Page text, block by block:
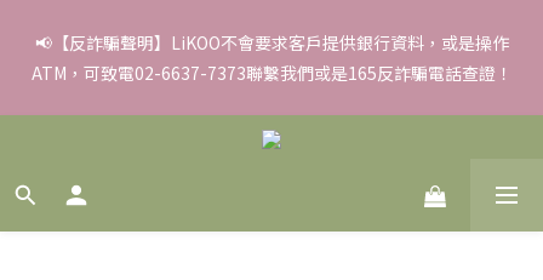
✨滿額好禮 ➊滿９９９贈▸彈力保濕面膜/盒 ➋滿１８８８贈▸蒸氣
熱敷眼罩/盒 ❸滿３３８８贈▸積雪草柔敏舒緩水凝霜EX/瓶
📢【反詐騙聲明】LiKOO不會要求客戶提供銀行資料，或是操作
ATM，可致電02-6637-7373聯繫我們或是165反詐騙電話查證！
✨滿額好禮 ➊滿９９９贈▸彈力保濕面膜/盒 ➋滿１８８８贈▸蒸氣
熱敷眼罩/盒 ❸滿３３８８贈▸積雪草柔敏舒緩水凝霜EX/瓶